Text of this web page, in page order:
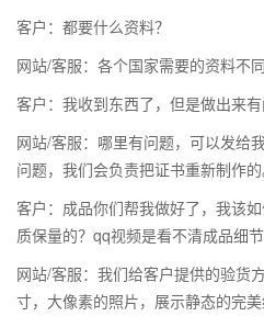
客户：都要什么资料？
网站/客服：各个国家需要的资料不
客户：我收到东西了，但是做出来有
网站/客服：哪里有问题，可以发给
问题，我们会负责把证书重新制作的
客户：成品你们帮我做好了，我该
质保量的？qq视频是看不清成品细节
网站/客服：我们给客户提供的验货
寸，大像素的照片，展示静态的完